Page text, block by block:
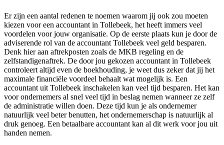
Er zijn een aantal redenen te noemen waarom jij ook zou moeten
kiezen voor een accountant in Tollebeek, het heeft immers veel
voordelen voor jouw organisatie. Op de eerste plaats kun je door de
adviserende rol van de accountant Tollebeek veel geld besparen.
Denk hier aan aftrekposten zoals de MKB regeling en de
zelfstandigenaftrek. De door jou gekozen accountant in Tollebeek
controleert altijd even de boekhouding, je weet dus zeker dat jij het
maximale financiële voordeel behaalt wat mogelijk is. Een
accountant uit Tollebeek inschakelen kan veel tijd besparen. Het kan
voor ondernemers al snel veel tijd in beslag nemen wanneer ze zelf
de administratie willen doen. Deze tijd kun je als ondernemer
natuurlijk veel beter benutten, het ondernemerschap is natuurlijk al
druk genoeg. Een betaalbare accountant kan al dit werk voor jou uit
handen nemen.